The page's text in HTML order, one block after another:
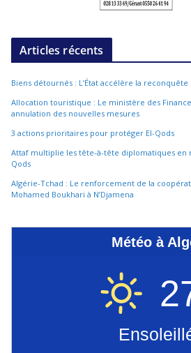
Articles récents
Biens détournés : L’État accélère la
Allocation touristique : Le ministère des
annulation des nouvelles mesures
3 actions prioritaires pour protéger El-Qods
Attaf multiplie les tête-à-tête diplomatiques en
Qods
Algérie-Tchad : Le renforcement de la
Mohamed Boukhari à N’Djamena
Météo à